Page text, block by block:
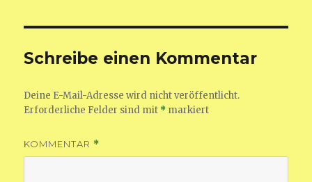
Schreibe einen Kommentar
Deine E-Mail-Adresse wird nicht veröffentlicht.
Erforderliche Felder sind mit * markiert
KOMMENTAR *